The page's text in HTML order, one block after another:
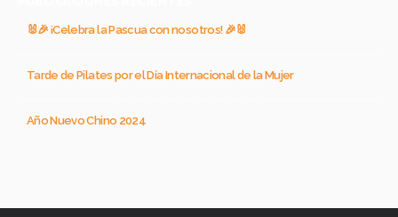
🐰🎉 ¡Celebra la Pascua con nosotros! 🎉🐰
Tarde de Pilates por el Día Internacional de la Mujer
Año Nuevo Chino 2024